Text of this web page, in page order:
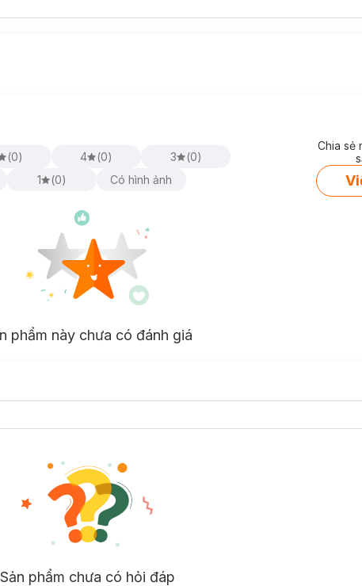
(0) 4 (0) 3 (0)
1 (0) Có hình ảnh
Chia sẻ
phẩm này chưa có đánh giá
Sản phẩm chưa có hỏi đáp